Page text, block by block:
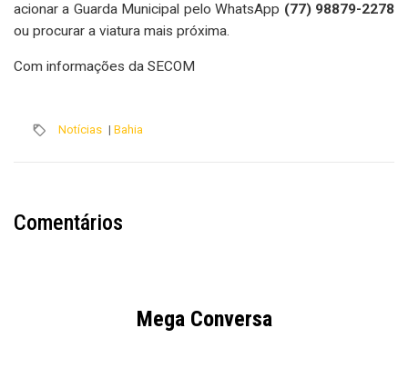
acionar a Guarda Municipal pelo WhatsApp (77) 98879-2278
ou procurar a viatura mais próxima.
Com informações da SECOM
Notícias | Bahia
Comentários
Mega Conversa